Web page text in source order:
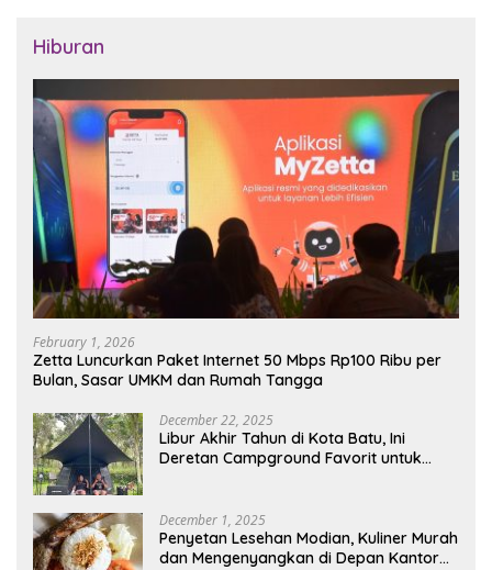
Hiburan
February 1, 2026
Zetta Luncurkan Paket Internet 50 Mbps Rp100 Ribu per
Bulan, Sasar UMKM dan Rumah Tangga
December 22, 2025
Libur Akhir Tahun di Kota Batu, Ini
Deretan Campground Favorit untuk
December 1, 2025
Penyetan Lesehan Modian, Kuliner Murah
dan Mengenyangkan di Depan Kantor